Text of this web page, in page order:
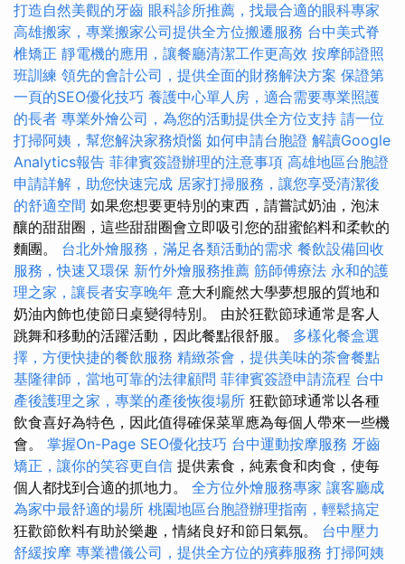
打造自然美觀的牙齒 眼科診所推薦，找最合適的眼科專家
高雄搬家，專業搬家公司提供全方位搬遷服務 台中美式脊
椎矯正 靜電機的應用，讓餐廳清潔工作更高效 按摩師證照
班訓練 領先的會計公司，提供全面的財務解決方案 保證第
一頁的SEO優化技巧 養護中心單人房，適合需要專業照護
的長者 專業外燴公司，為您的活動提供全方位支持 請一位
打掃阿姨，幫您解決家務煩惱 如何申請台胞證 解讀Google
Analytics報告 菲律賓簽證辦理的注意事項 高雄地區台胞證
申請詳解，助您快速完成 居家打掃服務，讓您享受清潔後
的舒適空間 如果您想要更特別的東西，請嘗試奶油，泡沫
釀的甜甜圈，這些甜甜圈會立即吸引您的甜蜜餡料和柔軟的
麵團。 台北外燴服務，滿足各類活動的需求 餐飲設備回收
服務，快速又環保 新竹外燴服務推薦 筋師傅療法 永和的護
理之家，讓長者安享晚年 意大利龐然大學夢想服的質地和
奶油內飾也使節日桌變得特別。 由於狂歡節球通常是客人
跳舞和移動的活躍活動，因此餐點很舒服。 多樣化餐盒選
擇，方便快捷的餐飲服務 精緻茶會，提供美味的茶會餐點
基隆律師，當地可靠的法律顧問 菲律賓簽證申請流程 台中
產後護理之家，專業的產後恢復場所 狂歡節球通常以各種
飲食喜好為特色，因此值得確保菜單應為每個人帶來一些機
會。 掌握On-Page SEO優化技巧 台中運動按摩服務 牙齒
矯正，讓你的笑容更自信 提供素食，純素食和肉食，使每
個人都找到合適的抓地力。 全方位外燴服務專家 讓客廳成
為家中最舒適的場所 桃園地區台胞證辦理指南，輕鬆搞定
狂歡節飲料有助於樂趣，情緒良好和節日氣氛。 台中壓力
舒緩按摩 專業禮儀公司，提供全方位的殯葬服務 打掃阿姨